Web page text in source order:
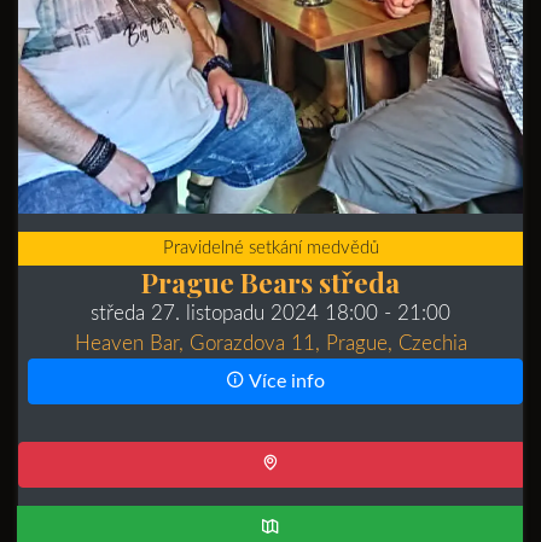
Pravidelné setkání medvědů
Prague Bears středa
středa 27. listopadu 2024 18:00 - 21:00
Heaven Bar, Gorazdova 11, Prague, Czechia
Více info